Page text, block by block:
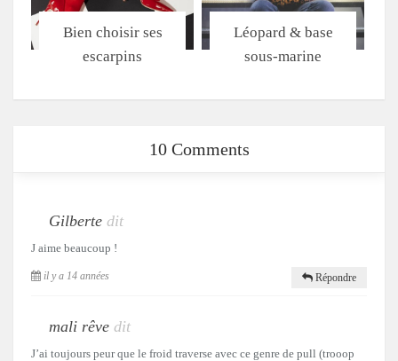
Bien choisir ses
escarpins
Léopard & base
sous-marine
10 Comments
Gilberte dit
J aime beaucoup !
il y a 14 années Répondre
mali rêve dit
J’ai toujours peur que le froid traverse avec ce genre de pull (trooop